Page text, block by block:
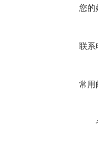
您的
联系
常用